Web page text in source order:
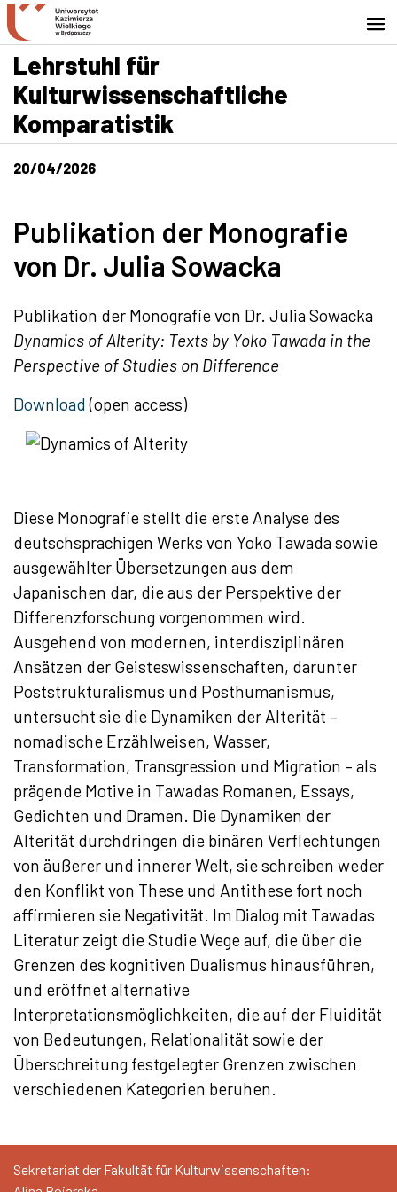
Zur Suchmaschine
Zum Inhalt springen
Gehe zur Fußzeile - Kontakt
Lehrstuhl für
Kulturwissenschaftliche
Komparatistik
20/04/2026
Publikation der Monografie
von Dr. Julia Sowacka
Publikation der Monografie von Dr. Julia Sowacka
Dynamics of Alterity: Texts by Yoko Tawada in the
Perspective of Studies on Difference
Download (open access)
Diese Monografie stellt die erste Analyse des
deutschsprachigen Werks von Yoko Tawada sowie
ausgewählter Übersetzungen aus dem
Japanischen dar, die aus der Perspektive der
Differenzforschung vorgenommen wird.
Ausgehend von modernen, interdisziplinären
Ansätzen der Geisteswissenschaften, darunter
Poststrukturalismus und Posthumanismus,
untersucht sie die Dynamiken der Alterität –
nomadische Erzählweisen, Wasser,
Transformation, Transgression und Migration – als
prägende Motive in Tawadas Romanen, Essays,
Gedichten und Dramen. Die Dynamiken der
Alterität durchdringen die binären Verflechtungen
von äußerer und innerer Welt, sie schreiben weder
den Konflikt von These und Antithese fort noch
affirmieren sie Negativität. Im Dialog mit Tawadas
Literatur zeigt die Studie Wege auf, die über die
Grenzen des kognitiven Dualismus hinausführen,
und eröffnet alternative
Interpretationsmöglichkeiten, die auf der Fluidität
von Bedeutungen, Relationalität sowie der
Überschreitung festgelegter Grenzen zwischen
verschiedenen Kategorien beruhen.
Sekretariat der Fakultät für Kulturwissenschaften: